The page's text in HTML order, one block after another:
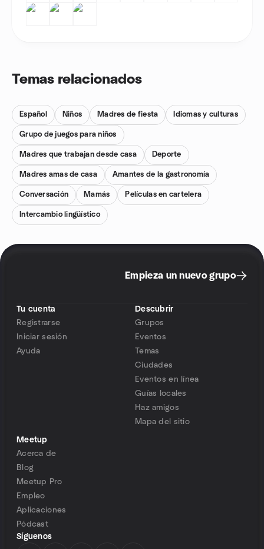
Temas relacionados
Español Niños Madres de fiesta Idiomas y culturas
Grupo de juegos para niños
Madres que trabajan desde casa Deporte
Madres amas de casa Amantes de la gastronomía
Conversación Mamás Películas en cartelera
Intercambio lingüístico
Empieza un nuevo grupo
Tu cuenta
Registrarse
Iniciar sesión
Ayuda
Descubrir
Grupos
Eventos
Temas
Ciudades
Eventos en línea
Guías locales
Haz amigos
Mapa del sitio
Meetup
Acerca de
Blog
Meetup Pro
Empleo
Aplicaciones
Pódcast
Síguenos